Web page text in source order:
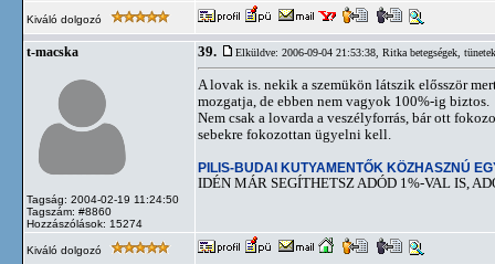
Kiváló dolgozó
t-macska
Tagság: 2004-02-19 11:24:50
Tagszám: #8860
Hozzászólások: 15274
39. Elküldve: 2006-09-04 21:53:38, Ritka betegségek, tünetek
A lovak is. nekik a szemükön látszik elősször
mozgatja, de ebben nem vagyok 100%-ig biztos.
Nem csak a lovarda a veszélyforrás, bár ott
sebekre fokozottan ügyelni kell.
PILIS-BUDAI KUTYAMENTŐK KÖZHASZNÚ
IDÉN MÁR SEGÍTHETSZ ADÓD 1%-VAL IS,
Kiváló dolgozó